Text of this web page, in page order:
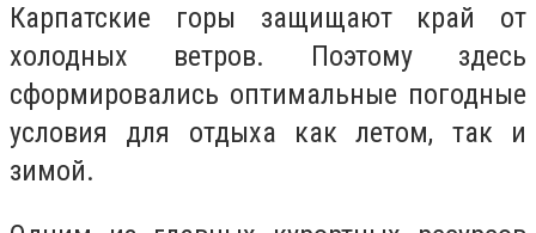
Карпатские горы защищают край от
холодных ветров. Поэтому здесь
сформировались оптимальные погодные
условия для отдыха как летом, так и
зимой.